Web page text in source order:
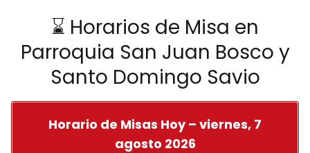
⌛ Horarios de Misa en
Parroquia San Juan Bosco y
Santo Domingo Savio
Horario de Misas Hoy – viernes, 7
agosto 2026